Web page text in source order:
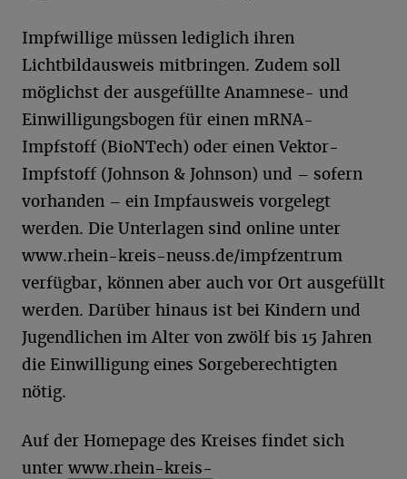
Impfwillige müssen lediglich ihren
Lichtbildausweis mitbringen. Zudem soll
möglichst der ausgefüllte Anamnese- und
Einwilligungsbogen für einen mRNA-
Impfstoff (BioNTech) oder einen Vektor-
Impfstoff (Johnson & Johnson) und – sofern
vorhanden – ein Impfausweis vorgelegt
werden. Die Unterlagen sind online unter
www.rhein-kreis-neuss.de/impfzentrum
verfügbar, können aber auch vor Ort ausgefüllt
werden. Darüber hinaus ist bei Kindern und
Jugendlichen im Alter von zwölf bis 15 Jahren
die Einwilligung eines Sorgeberechtigten
nötig.
Auf der Homepage des Kreises findet sich
unter www.rhein-kreis-